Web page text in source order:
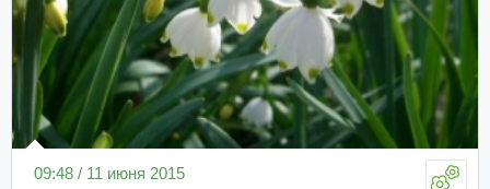
09:48 / 11 июня 2015